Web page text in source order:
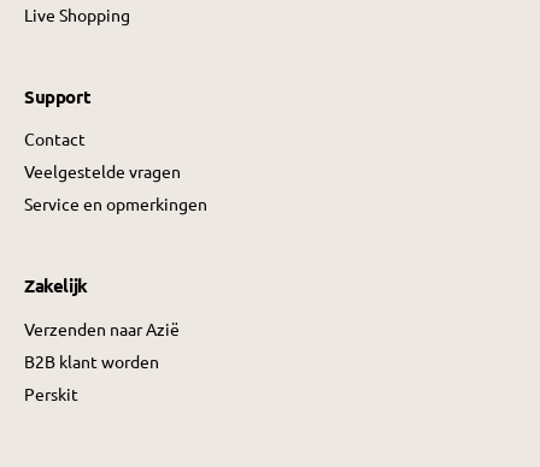
Live Shopping
Support
Contact
Veelgestelde vragen
Service en opmerkingen
Zakelijk
Verzenden naar Azië
B2B klant worden
Perskit